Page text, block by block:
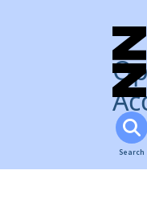
Search